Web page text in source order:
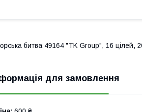
битва 49164 "TK Group", 16 цілей,
для замовлення